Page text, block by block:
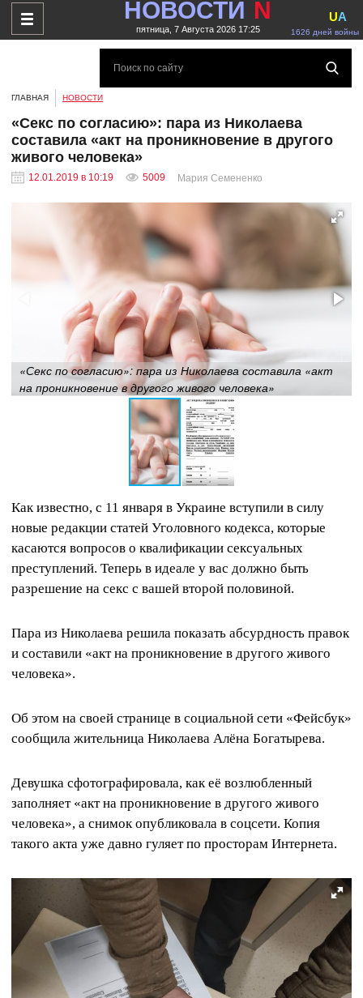
НОВОСТИ N
пятница, 7 Августа 2026 17:25 1626 дней войны
UA
ГЛАВНАЯ НОВОСТИ
«Секс по согласию»: пара из Николаева
составила «акт на проникновение в другого
живого человека»
12.01.2019 в 10:19 5009 Мария Семененко
«Секс по согласию»: пара из Николаева составила «акт
на проникновение в другого живого человека»
Как известно, с 11 января в Украине вступили в силу
новые редакции статей Уголовного кодекса, которые
касаются вопросов о квалификации сексуальных
преступлений. Теперь в идеале у вас должно быть
разрешение на секс с вашей второй половиной.
Пара из Николаева решила показать абсурдность правок
и составили «акт на проникновение в другого живого
человека».
Об этом на своей странице в социальной сети «Фейсбук»
сообщила жительница Николаева Алёна Богатырева.
Девушка сфотографировала, как её возлюбленный
заполняет «акт на проникновение в другого живого
человека», а снимок опубликовала в соцсети. Копия
такого акта уже давно гуляет по просторам Интернета.